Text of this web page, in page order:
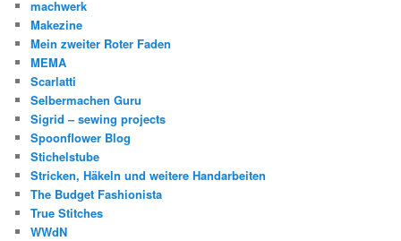
machwerk
Makezine
Mein zweiter Roter Faden
MEMA
Scarlatti
Selbermachen Guru
Sigrid – sewing projects
Spoonflower Blog
Stichelstube
Stricken, Häkeln und weitere Handarbeiten
The Budget Fashionista
True Stitches
WWdN